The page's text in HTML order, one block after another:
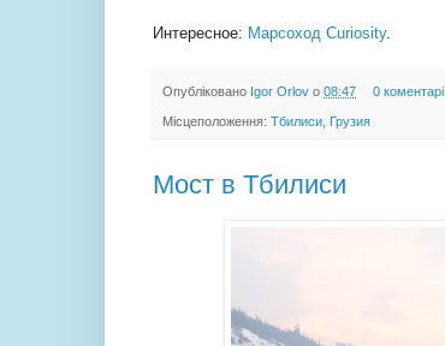
Интересное: Марсоход Curiosity.
Опубліковано Igor Orlov о 08:47 0 коментарі
Місцеположення: Тбилиси, Грузия
Мост в Тбилиси